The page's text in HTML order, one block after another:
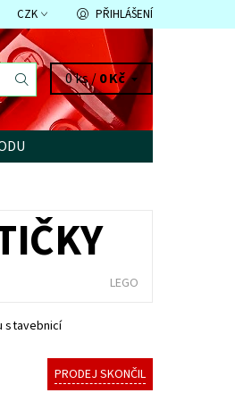
CZK PŘIHLÁŠENÍ
0 ks /0 Kč
LEGO
stavebnicí
PRODEJ SKONČIL